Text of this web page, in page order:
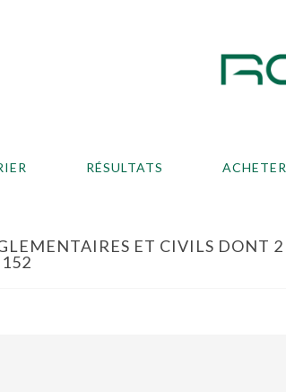
RÉSULTATS ACHETER
ET CIVILS DONT 2